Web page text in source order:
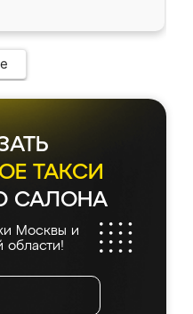
ТАКСИ
САЛОНА
Москвы и
области!